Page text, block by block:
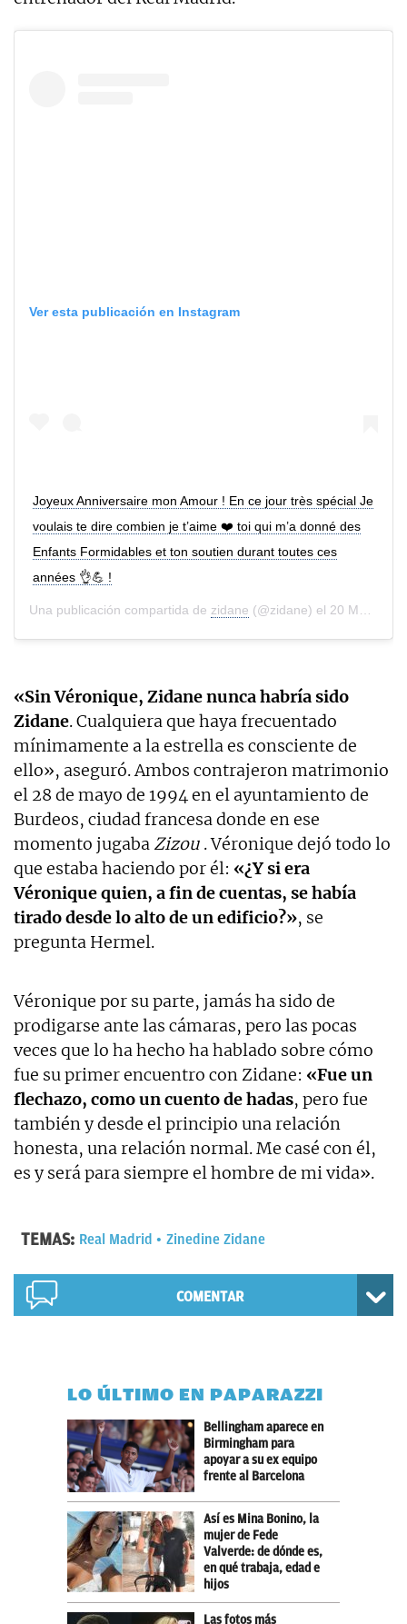
Ver esta publicación en Instagram
Joyeux Anniversaire mon Amour ! En ce jour très spécial Je
voulais te dire combien je t’aime ❤️ toi qui m’a donné des
Enfants Formidables et ton soutien durant toutes ces
années 👌💪 !
Una publicación compartida de zidane (@zidane) el 20 Mar, 2020 a las 8:28 PDT
«Sin Véronique, Zidane nunca habría sido
Zidane. Cualquiera que haya frecuentado
mínimamente a la estrella es consciente de
ello», aseguró. Ambos contrajeron matrimonio
el 28 de mayo de 1994 en el ayuntamiento de
Burdeos, ciudad francesa donde en ese
momento jugaba Zizou . Véronique dejó todo lo
que estaba haciendo por él: «¿Y si era
Véronique quien, a fin de cuentas, se había
tirado desde lo alto de un edificio?», se
pregunta Hermel.
Véronique por su parte, jamás ha sido de
prodigarse ante las cámaras, pero las pocas
veces que lo ha hecho ha hablado sobre cómo
fue su primer encuentro con Zidane: «Fue un
flechazo, como un cuento de hadas, pero fue
también y desde el principio una relación
honesta, una relación normal. Me casé con él,
es y será para siempre el hombre de mi vida».
TEMAS: Real Madrid Zinedine Zidane
COMENTAR
LO ÚLTIMO EN PAPARAZZI
Bellingham aparece en
Birmingham para
apoyar a su ex equipo
frente al Barcelona
Así es Mina Bonino, la
mujer de Fede
Valverde: de dónde es,
en qué trabaja, edad e
hijos
Las fotos más